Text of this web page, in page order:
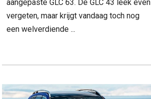
aangepaste GLC 63. De GLC 43 leek even
vergeten, maar krijgt vandaag toch nog
een welverdiende ...